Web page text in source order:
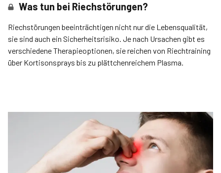
Was tun bei Riechstörungen?
Riechstörungen beeinträchtigen nicht nur die Lebensqualität,
sie sind auch ein Sicherheitsrisiko. Je nach Ursachen gibt es
verschiedene Therapieoptionen, sie reichen von Riechtraining
über Kortisonsprays bis zu plättchenreichem Plasma.